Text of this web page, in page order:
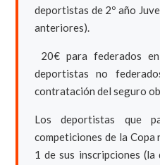
deportistas de 2º año
anteriores).
20€ para federados
deportistas no
contratación del seguro
Los deportistas que
competiciones de la
1 de sus inscripciones